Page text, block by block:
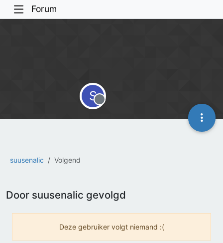
Forum
suusenalic Volgend
S
Offline
Door suusenalic gevolgd
Deze gebruiker volgt niemand :(